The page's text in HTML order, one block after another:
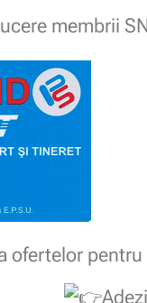
membrii
ofertelor